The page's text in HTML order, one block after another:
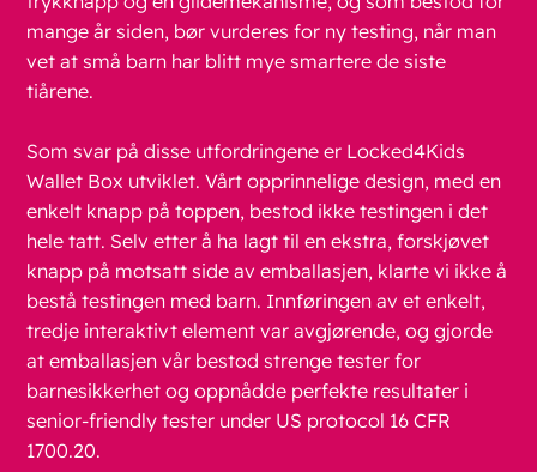
mange år siden, bør vurderes for ny testing, når man
vet at små barn har blitt mye smartere de siste
tiårene.
Som svar på disse utfordringene er Locked4Kids
Wallet Box utviklet. Vårt opprinnelige design, med en
enkelt knapp på toppen, bestod ikke testingen i det
hele tatt. Selv etter å ha lagt til en ekstra, forskjøvet
knapp på motsatt side av emballasjen, klarte vi ikke å
bestå testingen med barn. Innføringen av et enkelt,
tredje interaktivt element var avgjørende, og gjorde
at emballasjen vår bestod strenge tester for
barnesikkerhet og oppnådde perfekte resultater i
senior-friendly tester under US protocol 16 CFR
1700.20.